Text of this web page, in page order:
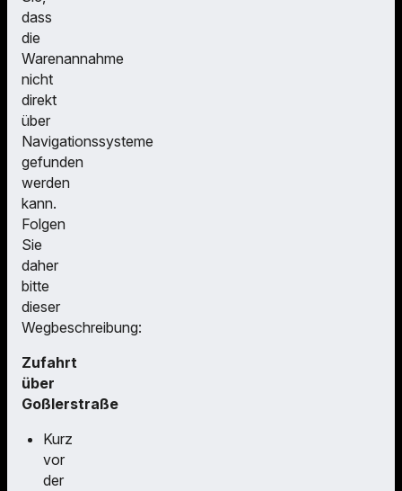
dass
die
Warenannahme
nicht
direkt
über
Navigationssysteme
gefunden
werden
kann.
Folgen
Sie
daher
bitte
dieser
Wegbeschreibung:
Zufahrt
über
Goßlerstraße
Kurz
vor
der